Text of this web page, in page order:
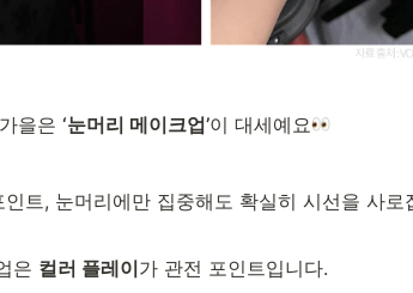
을은 ‘눈머리 메이크업’이 대세예요
트, 눈머리에만 집중해도 확실히 시선을 사로
은 컬러 플레이가 관전 포인트입니다.